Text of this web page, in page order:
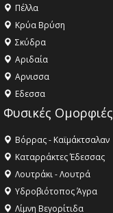
Πέλλα
Κρύα Βρύση
Σκύδρα
Αριδαία
Aρνισσα
Eδεσσα
Φυσικές Ομορφιές
Βόρρας - Καϊμάκτσαλαν
Καταρράκτες Έδεσσας
Λουτράκι - Λουτρά
Υδροβιότοπος Άγρα
Λίμνη Βεγορίτιδα